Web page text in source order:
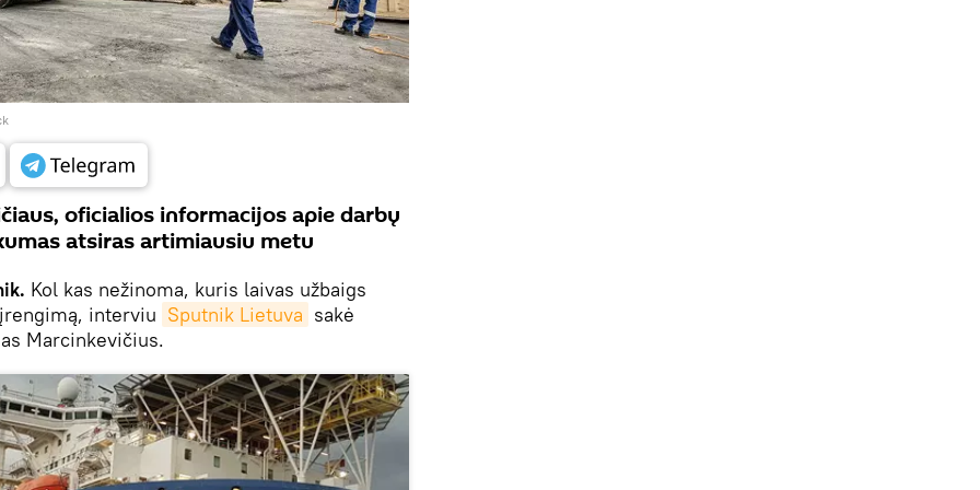
oficialios informacijos apie darbų
atsiras artimiausiu metu
Kol kas nežinoma, kuris laivas užbaigs
interviu Sputnik Lietuva sakė
Marcinkevičius.